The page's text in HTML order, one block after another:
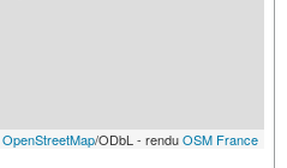
OpenStreetMap/ODbL - renduOSM France